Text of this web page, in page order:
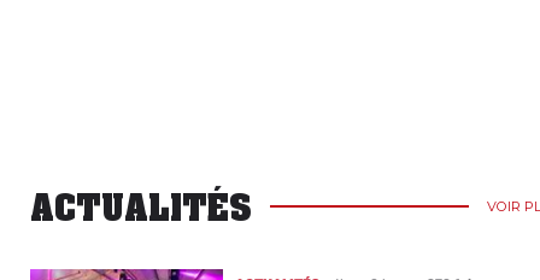
ACTUALITÉS VOIR